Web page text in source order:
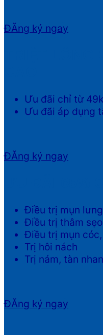
ĐĂng ký ngay
Ưu đãi chỉ từ
Ưu đãi áp dụng
ĐĂng ký ngay
Điều trị mụn lưng
Điều trị thâm sẹo
Điều trị mụn
Trị hôi nách
Trị nám, tàn
ĐĂng ký ngay